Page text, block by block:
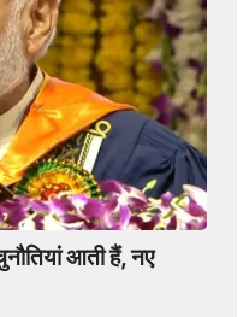
आती हैं, नए